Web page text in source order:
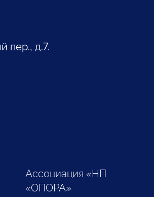
пер., д.7.
Ассоциация «НП
«ОПОРА»